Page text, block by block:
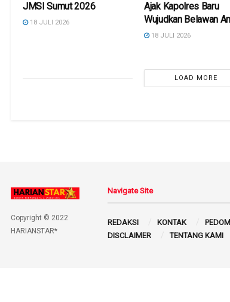
JMSI Sumut 2026
18 JULI 2026
Ajak Kapolres Baru
Wujudkan Belawan
18 JULI 2026
LOAD MORE
Copyright © 2022
HARIANSTAR*
Navigate Site
REDAKSI KONTAK
DISCLAIMER
TENTANG KAMI